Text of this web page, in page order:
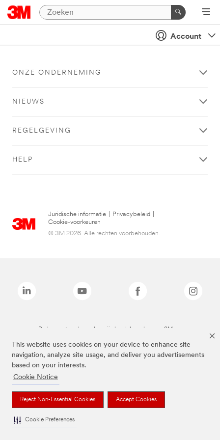
This website uses cookies on your device to enhance site
navigation, analyze site usage, and deliver you advertisements
based on your interests.
Cookie Notice
Reject Non-Essential Cookies Accept Cookies
Cookie Preferences
Account
ONZE ONDERNEMING
NIEUWS
REGELGEVING
HELP
Juridische informatie Privacybeleid
Cookie-voorkeuren
© 3M 2026. Alle rechten voorbehouden.
De bovenstaande merken zijn handelsmerken van 3M.we